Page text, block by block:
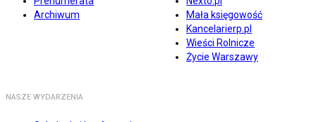
Archiwum
Mała księgowość
Kancelarierp.pl
Wieści Rolnicze
Życie Warszawy
NASZE WYDARZENIA